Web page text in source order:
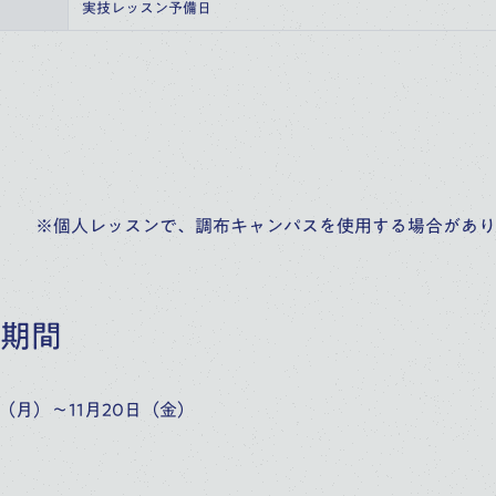
実技レッスン予備日
※個人レッスンで、調布キャンパスを使用する場合があ
間
月）～11月20日（金）